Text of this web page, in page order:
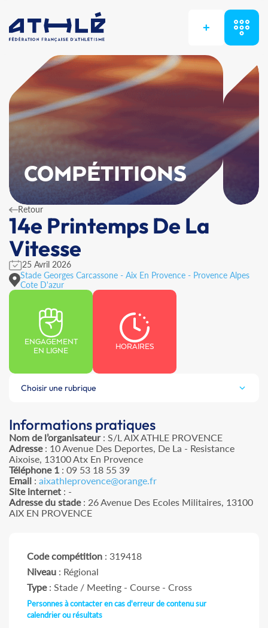
+
COMPÉTITIONS
Retour
14e Printemps De La
Vitesse
25 Avril 2026
Stade Georges Carcassone - Aix En Provence - Provence Alpes
Cote D'azur
ENGAGEMENT
EN LIGNE
HORAIRES
Choisir une rubrique
Informations pratiques
Nom de l’organisateur: S/L AIX ATHLE PROVENCE
Adresse: 10 Avenue Des Deportes, De La - Resistance
Aixoise, 13100 Atx En Provence
Téléphone 1 : 09 53 18 55 39
Email : aixathleprovence@orange.fr
Site internet : -
Adresse du stade: 26 Avenue Des Ecoles Militaires, 13100
AIX EN PROVENCE
Code compétition : 319418
Niveau : Régional
Type: Stade / Meeting - Course - Cross
Personnes à contacter en cas d'erreur de contenu sur
calendrier ou résultats